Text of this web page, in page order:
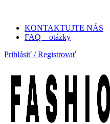
KONTAKTUJTE NÁS
FAQ – otázky
Prihlásiť / Registrovať